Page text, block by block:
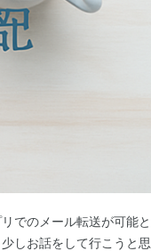
でのメール転送が可能と
しお話をして行こうと思